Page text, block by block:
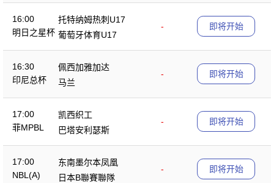
16:00
明日之星杯
托特纳姆热刺U17
-
葡萄牙体育U17
即将开始
16:30
印尼总杯
佩西加雅加达
-
马兰
即将开始
17:00
菲MPBL
凯西织工
-
巴塔安利瑟斯
即将开始
17:00
NBL(A)
东南墨尔本凤凰
-
日本B聯賽聯隊
即将开始